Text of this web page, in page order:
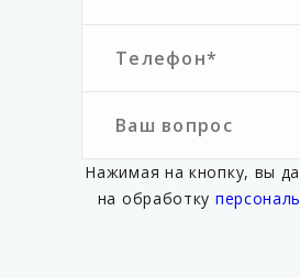
Нажимая на кнопку, вы
на обработку